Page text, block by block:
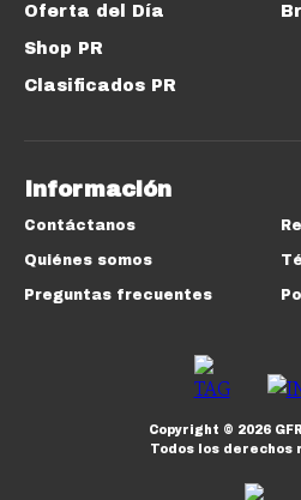
Oferta del Día
Shop PR
Clasificados PR
Información
Contáctanos
Quiénes somos
Preguntas frecuentes
Copyright © 2026
Todos los derechos